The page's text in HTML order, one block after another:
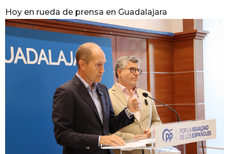
Hoy en rueda de prensa en Guadalajara